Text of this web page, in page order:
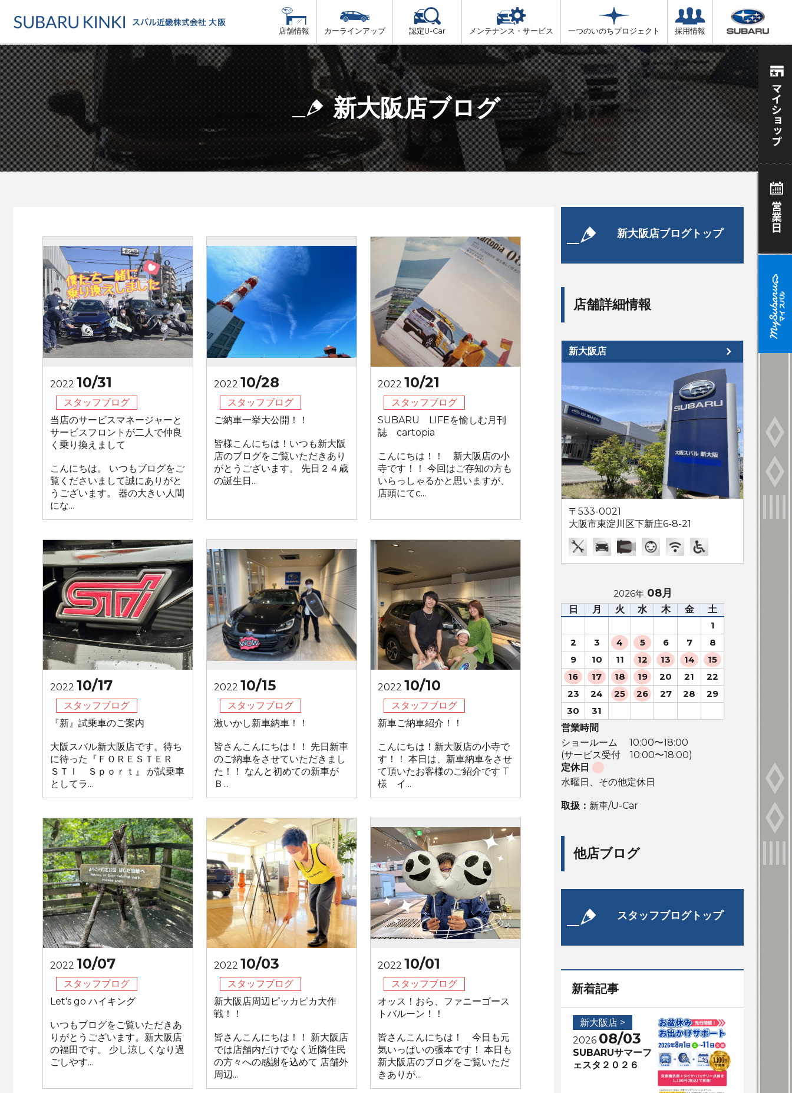
店舗情報
店舗情報 店舗一覧
地域でさがす
地図でさがす
試乗車でさがす
大阪府北部
大阪府市内
大阪府南部
カーラインアップ
カーラインアップ
カーラインアップ一覧
乗用車
軽自動車
認定U-Car メンテナンス・サービス
メンテナンス・サービス
メンテナンス・サービストップ
車検・定期点検をする
カーケアをする
車検（法定24か月点検）
法定 12ヶ月 点検
6ヶ月ごとの セーフティ チェック
車検 3ヶ月前 無料診断
一つのいのちプロジェクト 採用情報
新大阪店ブログ
2022 10/31
スタッフブログ
当店のサービスマネージャーと
サービスフロントが二人で仲良
く乗り換えまして
こんにちは。 いつもブログをご
覧くださいまして誠にありがと
うございます。 器の大きい人間
にな...
2022 10/28
スタッフブログ
ご納車一挙大公開！！
皆様こんにちは！いつも新大阪
店のブログをご覧いただきあり
がとうございます。 先日２４歳
の誕生日...
2022 10/21
スタッフブログ
SUBARU LIFEを愉しむ月刊
誌 cartopia
こんにちは！！ 新大阪店の小
寺です！！ 今回はご存知の方も
いらっしゃるかと思いますが、
店頭にてc...
2022 10/17
スタッフブログ
『新』試乗車のご案内
大阪スバル新大阪店です。待ち
に待った『ＦＯＲＥＳＴＥＲ
ＳＴＩ Ｓｐｏｒｔ』 が試乗車
としてラ...
2022 10/15
スタッフブログ
激いかし新車納車！！
皆さんこんにちは！！ 先日新車
のご納車をさせていただきまし
た！！ なんと初めての新車が
Ｂ...
2022 10/10
スタッフブログ
新車ご納車紹介！！
こんにちは！新大阪店の小寺で
す！！ 本日は、新車納車をさせ
て頂いたお客様のご紹介です T
様 イ...
2022 10/07
スタッフブログ
Let's go ハイキング
いつもブログをご覧いただきあ
りがとうございます。新大阪店
の福田です。 少し涼しくなり過
ごしやす...
2022 10/03
スタッフブログ
新大阪店周辺ピッカピカ大作
戦！！
皆さんこんにちは！！ 新大阪店
では店舗内だけでなく近隣住民
の方々への感謝を込めて 店舗外
周辺...
2022 10/01
スタッフブログ
オッス！おら、ファニーゴース
トバルーン！！
皆さんこんにちは！ 今日も元
気いっぱいの張本です！ 本日も
新大阪店のブログをご覧いただ
きありが...
新大阪店ブログトップ
店舗詳細情報
新大阪店
〒533-0021
大阪市東淀川区下新庄6-8-21
2026年 08月
日 月 火 水 木 金 土
1
2
3 4 5 6 7
8
9
10 11 12 13 14
15
16
17 18 19 20 21
22
23
24 25 26 27 28
29
30
31
営業時間
ショールーム 10:00〜18:00
(サービス受付 10:00〜18:00)
定休日
水曜日、その他定休日
取扱： 新車/U-Car
他店ブログ
スタッフブログトップ
新着記事
新大阪店 >
2026 08/03
SUBARUサマーフ
ェスタ２０２６